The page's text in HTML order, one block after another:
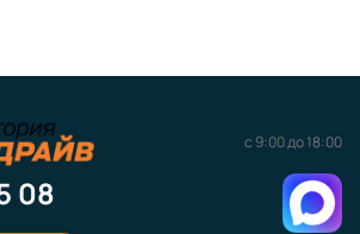
с 9:00 до 18:00
08